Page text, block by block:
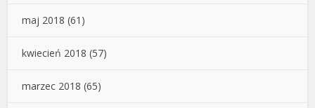
maj 2018 (61)
kwiecień 2018 (57)
marzec 2018 (65)